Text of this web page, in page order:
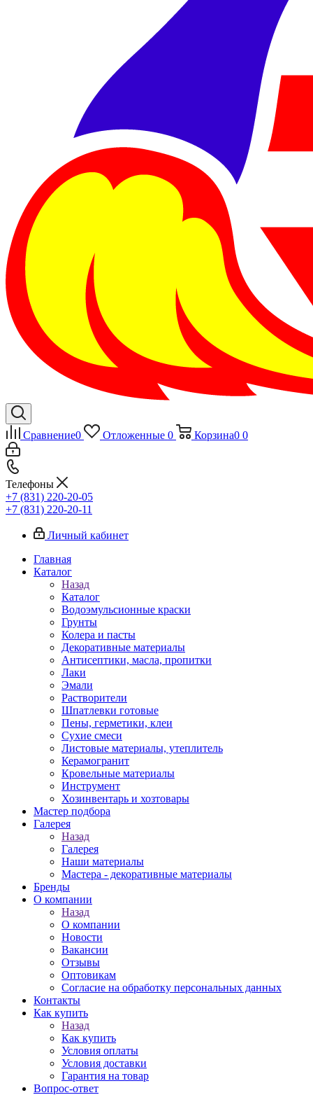
Сравнение0 Отложенные 0 Корзина0 0
Телефоны
+7 (831) 220-20-05
+7 (831) 220-20-11
Личный кабинет
Главная
Каталог
Назад
Каталог
Водоэмульсионные краски
Грунты
Колера и пасты
Декоративные материалы
Антисептики, масла, пропитки
Лаки
Эмали
Растворители
Шпатлевки готовые
Пены, герметики, клеи
Сухие смеси
Листовые материалы, утеплитель
Керамогранит
Кровельные материалы
Инструмент
Хозинвентарь и хозтовары
Мастер подбора
Галерея
Назад
Галерея
Наши материалы
Мастера - декоративные материалы
Бренды
О компании
Назад
О компании
Новости
Вакансии
Отзывы
Оптовикам
Cогласие на обработку персональных данных
Контакты
Как купить
Назад
Как купить
Условия оплаты
Условия доставки
Гарантия на товар
Вопрос-ответ